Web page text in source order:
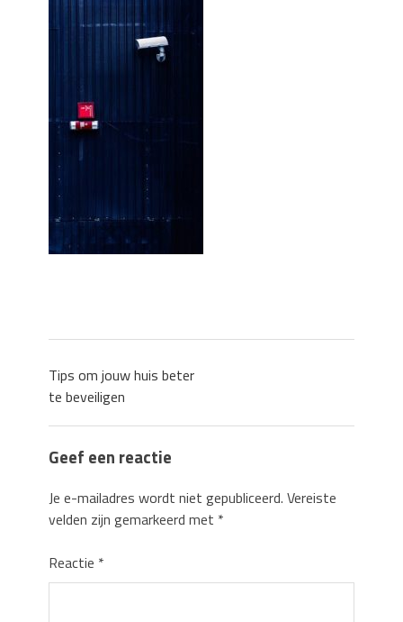
Zo blijft je oven loeiheet: de beste tips
voor een perfecte isolatie
Grond kopen of verkopen Noord-
De Kwaliteit van Houtpellets: Wat
Bepaalt of uw Kachel Optimaal
Presteert
Waarom technische eisen de basis
vormen voor functionele ruimtes
Nieuwe kozijnen als onderdeel van een
energierenovatie: wat de overgang
technisch vraagt
Tips om jouw huis beter
te beveiligen
Geef een reactie
Je e-mailadres wordt niet gepubliceerd. Vereiste
velden zijn gemarkeerd met *
Reactie *